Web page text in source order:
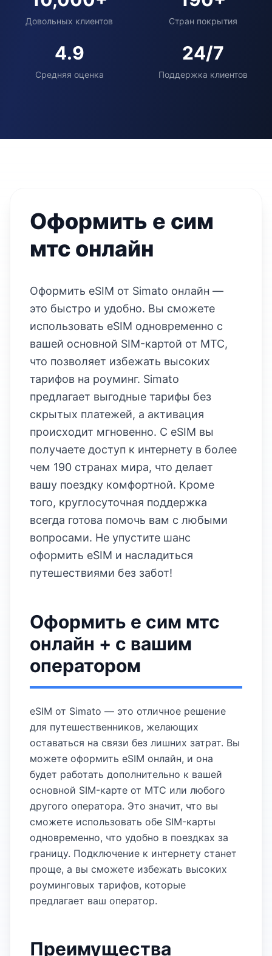
Довольных клиентов Стран покрытия
4.9
Средняя оценка
24/7
Поддержка клиентов
Оформить е сим
мтс онлайн
Оформить eSIM от Simato онлайн —
это быстро и удобно. Вы сможете
использовать eSIM одновременно с
вашей основной SIM-картой от МТС,
что позволяет избежать высоких
тарифов на роуминг. Simato
предлагает выгодные тарифы без
скрытых платежей, а активация
происходит мгновенно. С eSIM вы
получаете доступ к интернету в более
чем 190 странах мира, что делает
вашу поездку комфортной. Кроме
того, круглосуточная поддержка
всегда готова помочь вам с любыми
вопросами. Не упустите шанс
оформить eSIM и насладиться
путешествиями без забот!
Оформить е сим мтс
онлайн + с вашим
оператором
eSIM от Simato — это отличное решение
для путешественников, желающих
оставаться на связи без лишних затрат. Вы
можете оформить eSIM онлайн, и она
будет работать дополнительно к вашей
основной SIM-карте от МТС или любого
другого оператора. Это значит, что вы
сможете использовать обе SIM-карты
одновременно, что удобно в поездках за
границу. Подключение к интернету станет
проще, а вы сможете избежать высоких
роуминговых тарифов, которые
предлагает ваш оператор.
Преимущества